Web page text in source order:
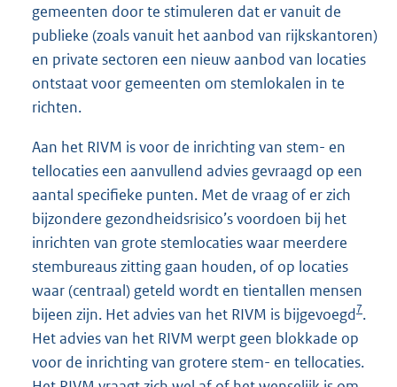
gemeenten door te stimuleren dat er vanuit de
publieke (zoals vanuit het aanbod van rijkskantoren)
en private sectoren een nieuw aanbod van locaties
ontstaat voor gemeenten om stemlokalen in te
richten.
Aan het RIVM is voor de inrichting van stem- en
tellocaties een aanvullend advies gevraagd op een
aantal specifieke punten. Met de vraag of er zich
bijzondere gezondheidsrisico’s voordoen bij het
inrichten van grote stemlocaties waar meerdere
stembureaus zitting gaan houden, of op locaties
waar (centraal) geteld wordt en tientallen mensen
bijeen zijn. Het advies van het RIVM is bijgevoegd7.
Het advies van het RIVM werpt geen blokkade op
voor de inrichting van grotere stem- en tellocaties.